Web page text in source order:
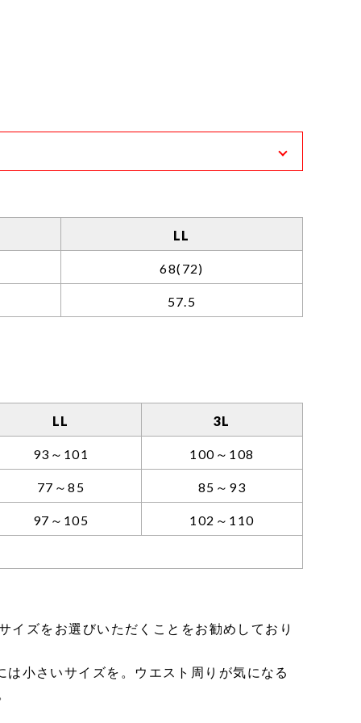
LL
68(72)
57.5
LL 3L
93～101 100～108
77～85 85～93
97～105 102～110
イズをお選びいただくことをお勧めしており
小さいサイズを。ウエスト周りが気になる